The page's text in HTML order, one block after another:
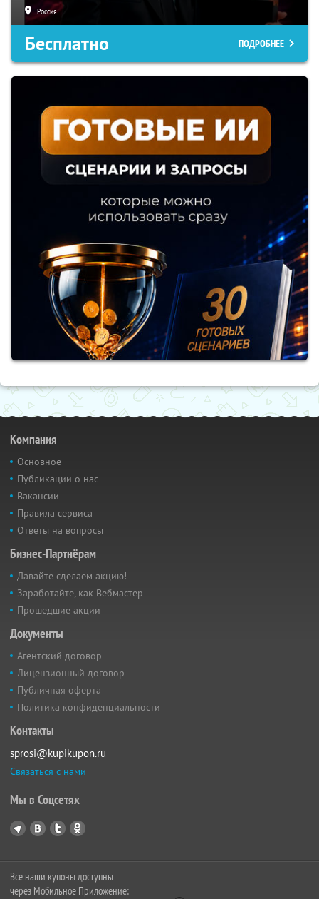
Россия
Бесплатно ПОДРОБНЕЕ
Компания
Основное
Публикации о нас
Вакансии
Правила сервиса
Ответы на вопросы
Бизнес-Партнёрам
Давайте сделаем акцию!
Заработайте, как Вебмастер
Прошедшие акции
Документы
Агентский договор
Лицензионный договор
Публичная оферта
Политика конфиденциальности
Контакты
sprosi@kupikupon.ru
Связаться с нами
Мы в Соцсетях
Все наши купоны доступны
через Мобильное Приложение: